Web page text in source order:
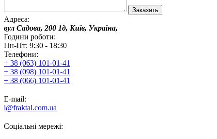
Адреса:
вул Садова, 200 1д, Київ, Україна,
Години роботи:
Пн-Пт: 9:30 - 18:30
Телефони:
+ 38 (063) 101-01-41
+ 38 (098) 101-01-41
+ 38 (066) 101-01-41
E-mail:
i@fraktal.com.ua
Соціальні мережі: